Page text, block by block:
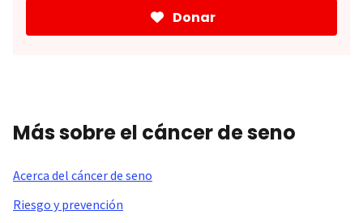
Donar
Más sobre el cáncer de seno
Acerca del cáncer de seno
Riesgo y prevención